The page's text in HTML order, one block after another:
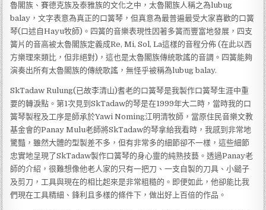
魯閣族、賽德克族及泰雅族的文化之中，太魯閣族人稱之為lubug
balay，文字表意為真正的口簧琴，但真意為最普遍最受大家喜歡的口簧
琴(口述自Hayu牧師)。四簧的音樂表現性因著多簧而豐富地發展，四支
簧片的音高被太魯閣族定義成Re, Mi, Sol, La這樣的音程分佈 (在此以西
方樂理來類比，但非絕對)，這也是太魯閣族傳統歌謠的音調。四簧能夠
演奏出所有太魯閣族的傳統歌謠，無怪乎被稱為lubug balay.
SkTadaw Rulung(已故李清山)耆老的口簧琴是我製作口簧琴生涯中重
要的轉淚點。第1次見到SkTadaw的琴是在1999年大二時，當時我的口
簧琴製程及工序是師承於Yawi Noming江明清牧師，當原住民音樂文教
基金會的Panay Mulu老師將SkTadaw的琴拿給我看時，我感到非常地
驚豔，雖然大體的型製差不多，但有非常多的細節卻不一樣，這些細節
忠實地呈現了SkTadaw製作口簧琴的身心靈的純熟技藝。透過Panay老
師的介紹，很難想像他老人家的只有一把刀、一支自製的刀具、小鎚子
及剪刀，工具與現在的相比起來是非常粗糙的。即便如此，他卻能比我
們現在工具精細、鋒利且多樣的條件下，做出好上百倍的作品。